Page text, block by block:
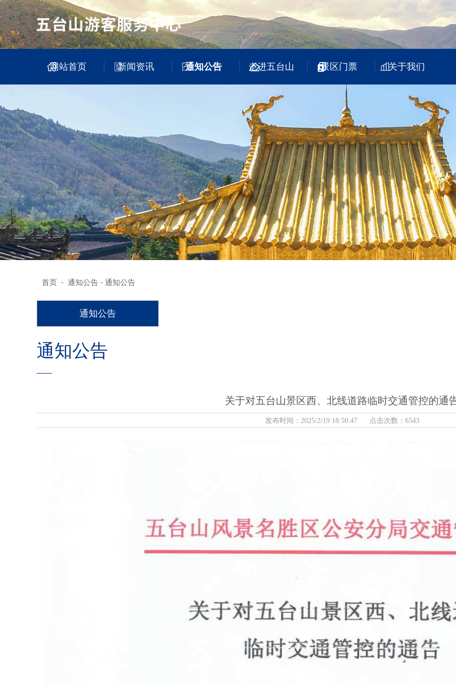
网站首页 新闻资讯 通知公告 走进五台山 景区门票 关于我们
首页 - 通知公告 - 通知公告
通知公告
通知公告
关于对五台山景区西、北线道路临时交通管控的通
发布时间：2025/2/19 18:50:47 点击次数：6543